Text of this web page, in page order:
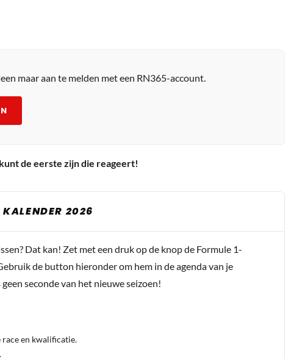
maar aan te melden met een RN365-account.
de eerste zijn die reageert!
KALENDER 2026
Dat kan! Zet met een druk op de knop de Formule 1-
de button hieronder om hem in de agenda van je
seconde van het nieuwe seizoen!
race en kwalificatie.
.